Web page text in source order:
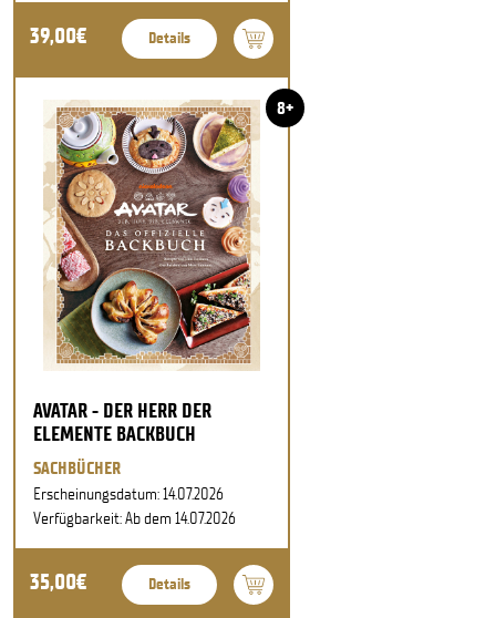
39,00€ Details
8+
AVATAR - DER HERR DER
ELEMENTE BACKBUCH
SACHBÜCHER
Erscheinungsdatum: 14.07.2026
Verfügbarkeit: Ab dem 14.07.2026
35,00€ Details